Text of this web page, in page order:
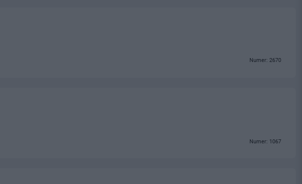
Numer: 2670
Numer: 1067